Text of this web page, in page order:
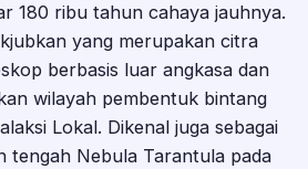
180 ribu tahun cahaya jauhnya.
yang merupakan citra
berbasis luar angkasa dan
wilayah pembentuk bintang
Lokal. Dikenal juga sebagai
tengah Nebula Tarantula pada